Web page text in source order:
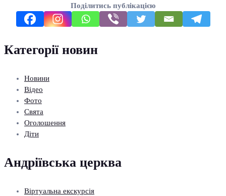
Поділитись публікацією
Категорії новин
Новини
Відео
Фото
Свята
Оголошення
Діти
Андріївська церква
Віртуальна екскурсія